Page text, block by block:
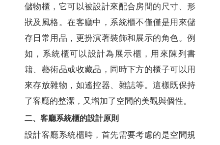
儲物櫃，它可以被設計來配合房間的尺寸、形
狀及風格。在客廳中，系統櫃不僅僅是用來儲
存日常用品，更扮演著裝飾和展示的角色。例
如，系統櫃可以設計為展示櫃，用來陳列書
籍、藝術品或收藏品，同時下方的櫃子可以用
來存放雜物，如遙控器、雜誌等。這樣既保持
了客廳的整潔，又增加了空間的美觀與個性。
二、客廳系統櫃的設計原則
設計客廳系統櫃時，首先需要考慮的是空間規